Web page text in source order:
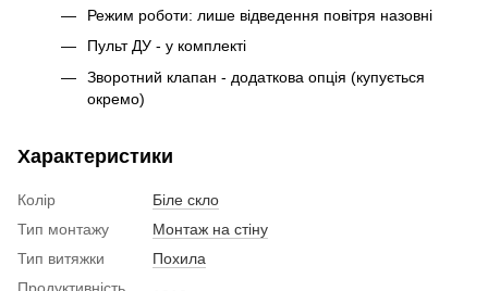
Режим роботи: лише відведення повітря назовні
Пульт ДУ - у комплекті
Зворотний клапан - додаткова опція (купується
окремо)
Характеристики
Колір
Біле скло
Тип монтажу
Монтаж на стіну
Тип витяжки
Похила
Продуктивність